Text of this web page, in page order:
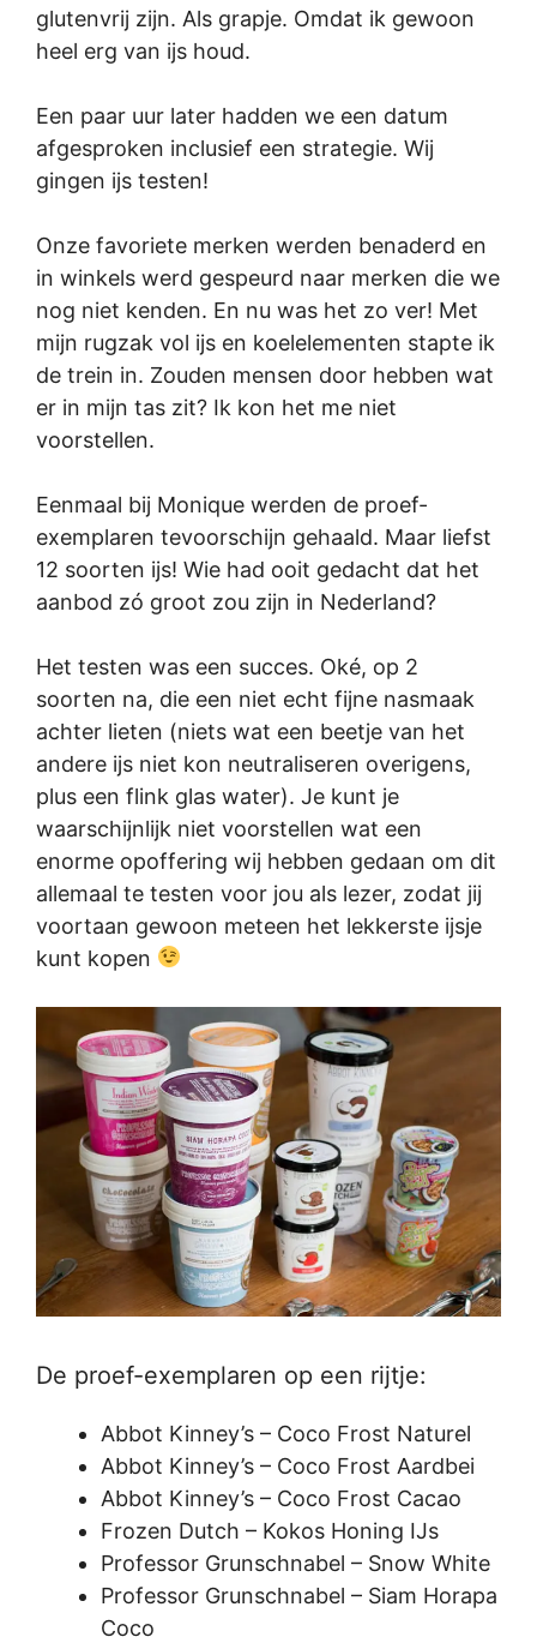
glutenvrij zijn. Als grapje. Omdat ik gewoon
heel erg van ijs houd.
Een paar uur later hadden we een datum
afgesproken inclusief een strategie. Wij
gingen ijs testen!
Onze favoriete merken werden benaderd en
in winkels werd gespeurd naar merken die we
nog niet kenden. En nu was het zo ver! Met
mijn rugzak vol ijs en koelelementen stapte ik
de trein in. Zouden mensen door hebben wat
er in mijn tas zit? Ik kon het me niet
voorstellen.
Eenmaal bij Monique werden de proef-
exemplaren tevoorschijn gehaald. Maar liefst
12 soorten ijs! Wie had ooit gedacht dat het
aanbod zó groot zou zijn in Nederland?
Het testen was een succes. Oké, op 2
soorten na, die een niet echt fijne nasmaak
achter lieten (niets wat een beetje van het
andere ijs niet kon neutraliseren overigens,
plus een flink glas water). Je kunt je
waarschijnlijk niet voorstellen wat een
enorme opoffering wij hebben gedaan om dit
allemaal te testen voor jou als lezer, zodat jij
voortaan gewoon meteen het lekkerste ijsje
kunt kopen
De proef-exemplaren op een rijtje:
Abbot Kinney’s – Coco Frost Naturel
Abbot Kinney’s – Coco Frost Aardbei
Abbot Kinney’s – Coco Frost Cacao
Frozen Dutch – Kokos Honing IJs
Professor Grunschnabel – Snow White
Professor Grunschnabel – Siam Horapa
Coco